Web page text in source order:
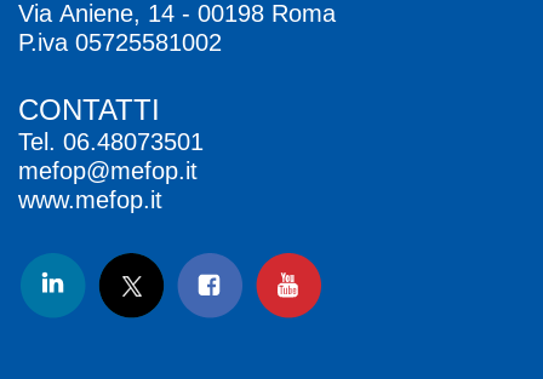
Via Aniene, 14 - 00198 Roma
P.iva 05725581002
CONTATTI
Tel. 06.48073501
mefop@mefop.it
www.mefop.it